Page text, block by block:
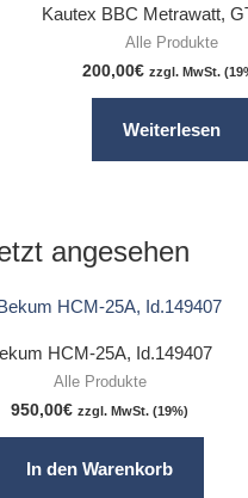
Kautex BBC Metrawatt,
Alle Produkte
200,00€ zzgl. MwSt.
Weiterlesen
angesehen
HCM-25A, Id.149407
Alle Produkte
950,00€ zzgl. MwSt. (19%)
In den Warenkorb